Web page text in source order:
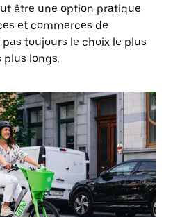
être une option pratique
et commerces de
toujours le choix le plus
plus longs.